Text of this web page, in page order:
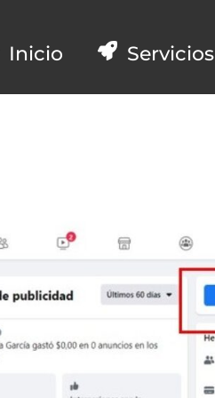
Inicio Servicios